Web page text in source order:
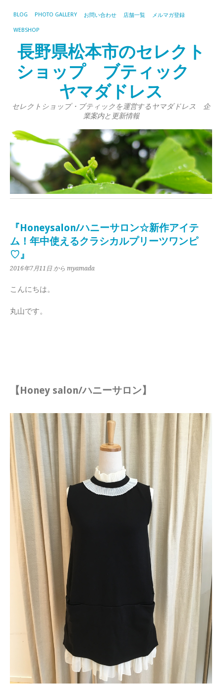
BLOG PHOTO GALLERY お問い合わせ 店舗一覧 メルマガ登録
WEBSHOP
長野県松本市のセレクト
ショップ ブティック
ヤマダドレス
セレクトショップ・ブティックを運営するヤマダドレス 企
業案内と更新情報
『Honeysalon/ハニーサロン☆新作アイテ
ム！年中使えるクラシカルプリーツワンピ
♡』
2016年7月11日 から myamada
こんにちは。
丸山です。
【Honey salon/ハニーサロン】